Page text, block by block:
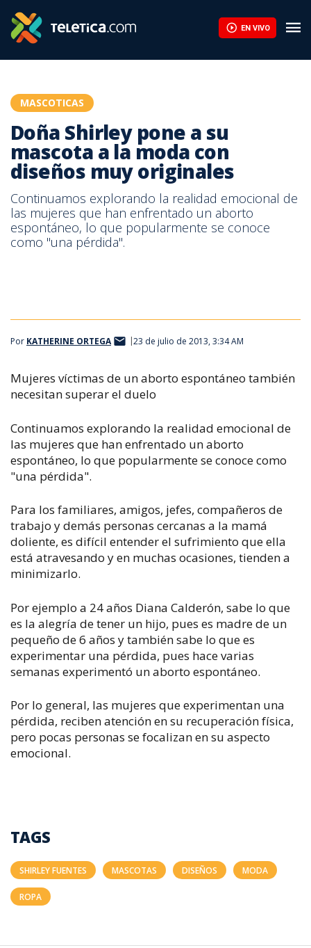
EN VIVO
MASCOTICAS
Doña Shirley pone a su
mascota a la moda con
diseños muy originales
Continuamos explorando la realidad emocional de
las mujeres que han enfrentado un aborto
espontáneo, lo que popularmente se conoce
como "una pérdida".
Por KATHERINE ORTEGA 23 de julio de 2013, 3:34 AM
Mujeres víctimas de un aborto espontáneo también
necesitan superar el duelo
Continuamos explorando la realidad emocional de
las mujeres que han enfrentado un aborto
espontáneo, lo que popularmente se conoce como
"una pérdida".
Para los familiares, amigos, jefes, compañeros de
trabajo y demás personas cercanas a la mamá
doliente, es difícil entender el sufrimiento que ella
está atravesando y en muchas ocasiones, tienden a
minimizarlo.
Por ejemplo a 24 años Diana Calderón, sabe lo que
es la alegría de tener un hijo, pues es madre de un
pequeño de 6 años y también sabe lo que es
experimentar una pérdida, pues hace varias
semanas experimentó un aborto espontáneo.
Por lo general, las mujeres que experimentan una
pérdida, reciben atención en su recuperación física,
pero pocas personas se focalizan en su aspecto
emocional.
TAGS
SHIRLEY FUENTES MASCOTAS DISEÑOS MODA
ROPA